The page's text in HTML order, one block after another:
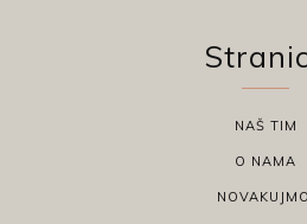
NAŠ TIM
O NAMA